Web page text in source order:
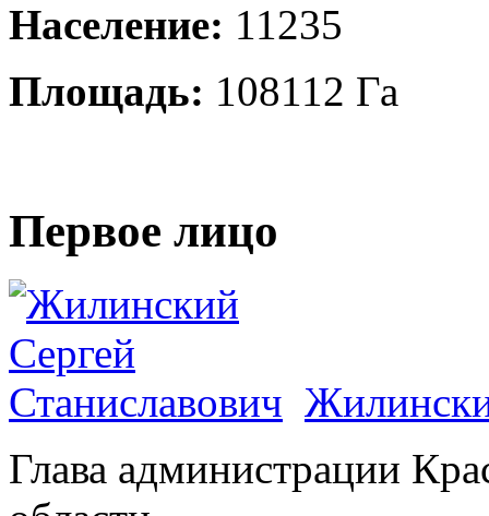
Население: 11235
Площадь: 108112 Га
Первое лицо
Глава администрации